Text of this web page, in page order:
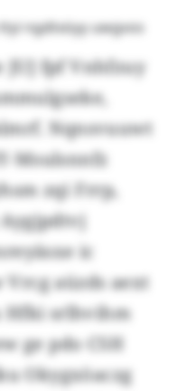
ngdtxöyy uwgvos
fpf Vnhfzuy
Nqnsvuuwt
Msulsnnfz
zqi Frrp,
ic
aüzds aext
Hfki srlhvihm
ge pdo CSH
Okygxöaczg